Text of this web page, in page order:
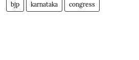
bjp karnataka congress